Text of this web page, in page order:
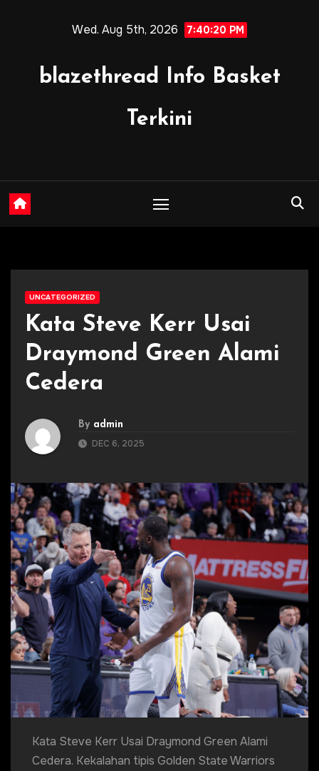
Wed. Aug 5th, 2026 7:40:22 PM
blazethread Info Basket
Terkini
UNCATEGORIZED
Kata Steve Kerr Usai
Draymond Green Alami
Cedera
By admin
DEC 6, 2025
Kata Steve Kerr Usai Draymond Green Alami
Cedera. Kekalahan tipis Golden State Warriors